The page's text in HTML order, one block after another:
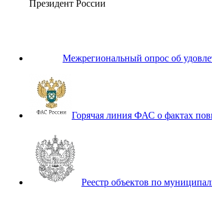
Президент России
Межрегиональный опрос об
Горячая линия ФАС о фактах
Реестр объектов по